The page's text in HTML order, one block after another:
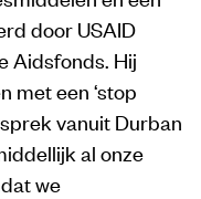
door USAID
Aidsfonds. Hij
met een ‘stop
vanuit Durban
al onze
we